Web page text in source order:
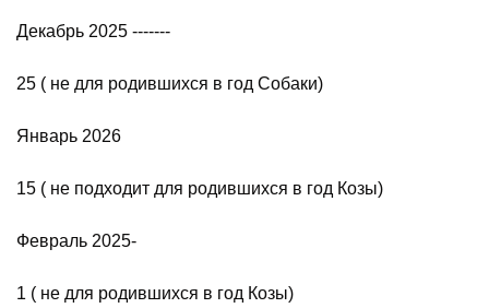
Декабрь 2025 -------
25 ( не для родившихся в год Собаки)
Январь 2026
15 ( не подходит для родившихся в год Козы)
Февраль 2025-
1 ( не для родившихся в год Козы)